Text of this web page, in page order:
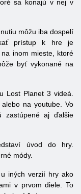
sa konajú v nej v
môžu iba dospelí
prístup k hre je
inom mieste, ktoré
byť vykonané na
Lost Planet 3 videá.
na youtube. Vo
zastúpené aj ďalšie
úvod do hry.
módy.
iných verzií hry ako
v prvom diele. To